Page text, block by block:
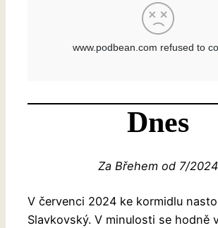
Dnes
Za Břehem od 7/2024
V červenci 2024 ke kormidlu
Slavkovský. V minulosti se hodně